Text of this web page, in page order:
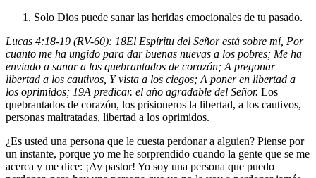
Solo Dios puede sanar las heridas emocionales de tu pasado.
Lucas 4:18-19 (RV-60): 18El Espíritu del Señor está sobre mí, Por
cuanto me ha ungido para dar buenas nuevas a los pobres; Me ha
enviado a sanar a los quebrantados de corazón; A pregonar
libertad a los cautivos, Y vista a los ciegos; A poner en libertad a
los oprimidos; 19A predicar. el año agradable del Señor. Los
quebrantados de corazón, los prisioneros la libertad, a los cautivos,
personas maltratadas, libertad a los oprimidos.
¿Es usted una persona que le cuesta perdonar a alguien? Piense por
un instante, porque yo me he sorprendido cuando la gente que se me
acerca y me dice: ¡Ay pastor! Yo soy una persona que puedo